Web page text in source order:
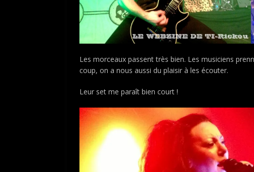
Les morceaux passent très bien. Les musiciens
coup, on a nous aussi du plaisir à les écouter.
Leur set me paraît bien court !